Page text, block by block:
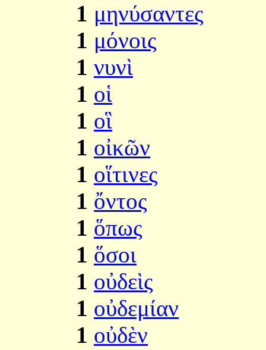
1 μηνύσαντες
1 μόνοις
1 νυνὶ
1 οἱ
1 οἳ
1 οἰκῶν
1 οἵτινες
1 ὄντος
1 ὅπως
1 ὅσοι
1 οὐδεὶς
1 οὐδεμίαν
1 οὐδὲν